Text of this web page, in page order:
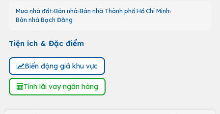
Mua nhà đất Bán nhà Bán nhà Thành phố Hồ Chí Minh
Bán nhà Bạch Đằng
Tiện ích & Đặc điểm
Biến động giá khu vực
Tính lãi vay ngân hàng